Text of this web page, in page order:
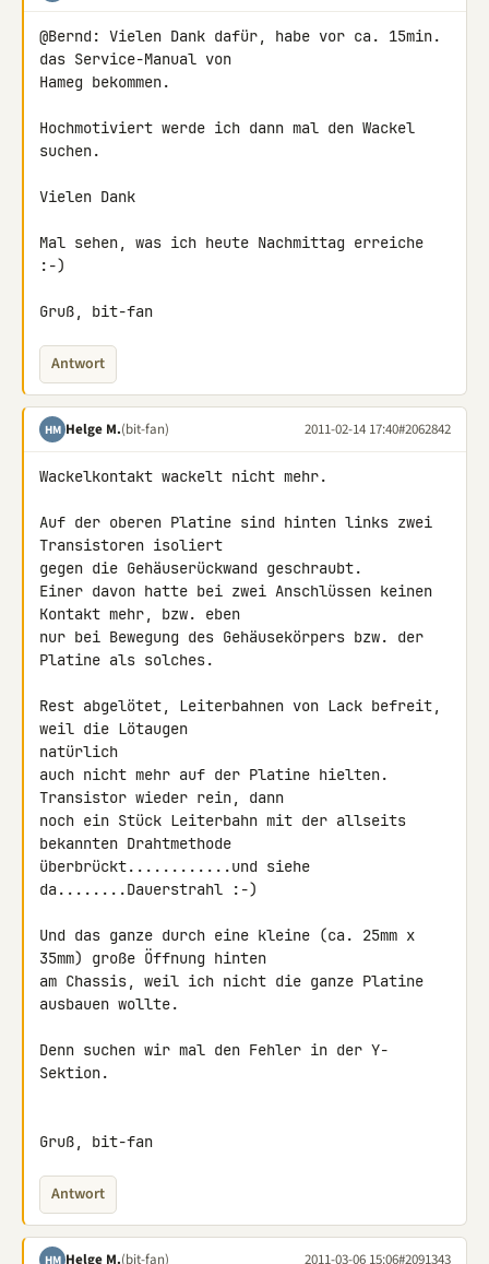
@Bernd: Vielen Dank dafür, habe vor ca. 15min.
das Service-Manual von
Hameg bekommen.
Hochmotiviert werde ich dann mal den Wackel
suchen.
Vielen Dank
Mal sehen, was ich heute Nachmittag erreiche
:-)
Gruß, bit-fan
Antwort
HM Helge M.(bit-fan) 2011-02-14 17:40#2062842
Wackelkontakt wackelt nicht mehr.
Auf der oberen Platine sind hinten links zwei
Transistoren isoliert
gegen die Gehäuserückwand geschraubt.
Einer davon hatte bei zwei Anschlüssen keinen
Kontakt mehr, bzw. eben
nur bei Bewegung des Gehäusekörpers bzw. der
Platine als solches.
Rest abgelötet, Leiterbahnen von Lack befreit,
weil die Lötaugen
natürlich
auch nicht mehr auf der Platine hielten.
Transistor wieder rein, dann
noch ein Stück Leiterbahn mit der allseits
bekannten Drahtmethode
überbrückt............und siehe
da........Dauerstrahl :-)
Und das ganze durch eine kleine (ca. 25mm x
35mm) große Öffnung hinten
am Chassis, weil ich nicht die ganze Platine
ausbauen wollte.
Denn suchen wir mal den Fehler in der Y-
Sektion.
Gruß, bit-fan
Antwort
HM Helge M.(bit-fan) 2011-03-06 15:06#2091343